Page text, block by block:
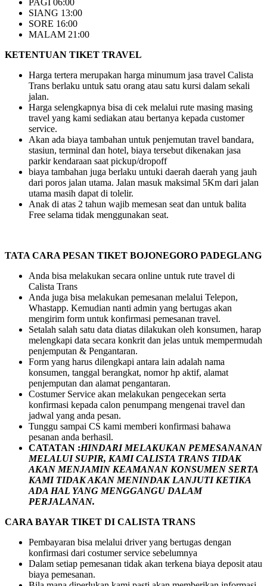
PAGI 06:00
SIANG 13:00
SORE 16:00
MALAM 21:00
KETENTUAN TIKET TRAVEL
Harga tertera merupakan harga minumum jasa travel Calista
Trans berlaku untuk satu orang atau satu kursi dalam sekali
jalan.
Harga selengkapnya bisa di cek melalui rute masing masing
travel yang kami sediakan atau bertanya kepada customer
service.
Akan ada biaya tambahan untuk penjemutan travel bandara,
stasiun, terminal dan hotel, biaya tersebut dikenakan jasa
parkir kendaraan saat pickup/dropoff
biaya tambahan juga berlaku untuki daerah daerah yang jauh
dari poros jalan utama. Jalan masuk maksimal 5Km dari jalan
utama masih dapat di tolelir.
Anak di atas 2 tahun wajib memesan seat dan untuk balita
Free selama tidak menggunakan seat.
TATA CARA PESAN TIKET BOJONEGORO PADEGLANG
Anda bisa melakukan secara online untuk rute travel di
Calista Trans
Anda juga bisa melakukan pemesanan melalui Telepon,
Whastapp. Kemudian nanti admin yang bertugas akan
mengirim form untuk konfirmasi pemesanan travel.
Setalah salah satu data diatas dilakukan oleh konsumen, harap
melengkapi data secara konkrit dan jelas untuk mempermudah
penjemputan & Pengantaran.
Form yang harus dilengkapi antara lain adalah nama
konsumen, tanggal berangkat, nomor hp aktif, alamat
penjemputan dan alamat pengantaran.
Costumer Service akan melakukan pengecekan serta
konfirmasi kepada calon penumpang mengenai travel dan
jadwal yang anda pesan.
Tunggu sampai CS kami memberi konfirmasi bahawa
pesanan anda berhasil.
CATATAN :HINDARI MELAKUKAN PEMESANANAN
MELALUI SUPIR, KAMICALISTA TRANS TIDAK
AKAN MENJAMIN KEAMANAN KONSUMEN SERTA
KAMI TIDAK AKAN MENINDAK LANJUTI KETIKA
ADA HAL YANG MENGGANGU DALAM
PERJALANAN.
CARA BAYAR TIKET DI CALISTA TRANS
Pembayaran bisa melalui driver yang bertugas dengan
konfirmasi dari costumer service sebelumnya
Dalam setiap pemesanan tidak akan terkena biaya deposit atau
biaya pemesanan.